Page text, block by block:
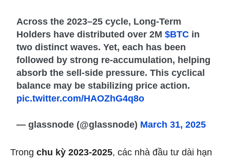
Across the 2023–25 cycle, Long-Term
Holders have distributed over 2M$BTC in
two distinct waves. Yet, each has been
followed by strong re-accumulation, helping
absorb the sell-side pressure. This cyclical
balance may be stabilizing price action.
pic.twitter.com/HAOZhG4q8o
— glassnode (@glassnode) March 31, 2025
Trong chu kỳ 2023-2025, các nhà đầu tư dài hạn